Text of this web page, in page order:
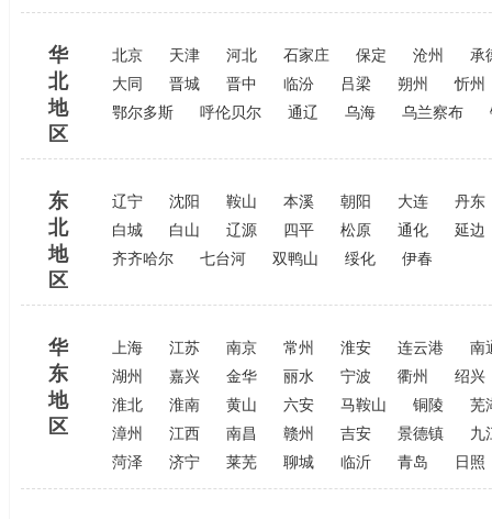
华
北
地
区
北京 天津 河北 石家庄 保定 沧州
承
大同
晋城 晋中 临汾 吕梁 朔州
忻州
鄂尔多斯
呼伦贝尔 通辽 乌海 乌兰察布
东
北
地
区
辽宁 沈阳 鞍山 本溪 朝阳 大连
丹东
白城
白山 辽源 四平 松原 通化
延边
齐齐哈尔
七台河 双鸭山 绥化 伊春
华
东
地
区
上海 江苏 南京 常州 淮安 连云港
南
湖州
嘉兴 金华 丽水 宁波 衢州
绍兴
淮北
淮南 黄山 六安 马鞍山 铜陵
芜
漳州
江西 南昌 赣州 吉安 景德镇
九
菏泽
济宁 莱芜 聊城 临沂 青岛 日照